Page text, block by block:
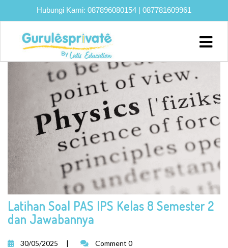
Hubungi Kami: 087896080154 | 087781609961
Home
Eksklusif
Bimbel
UTBK
SNBT
Lainnya
Blog
TAG:GURU LES IPA
Latihan Soal PAS IPS Kelas 8 Semester 2
dan Jawabannya
30/05/2025 | Comment 0